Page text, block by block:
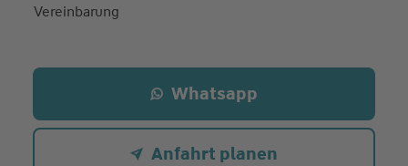
Vereinbarung
Whatsapp
Anfahrt planen